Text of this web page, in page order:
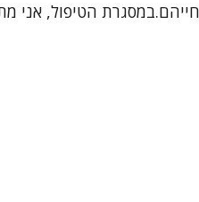
חייהם.במסגרת הטיפול,